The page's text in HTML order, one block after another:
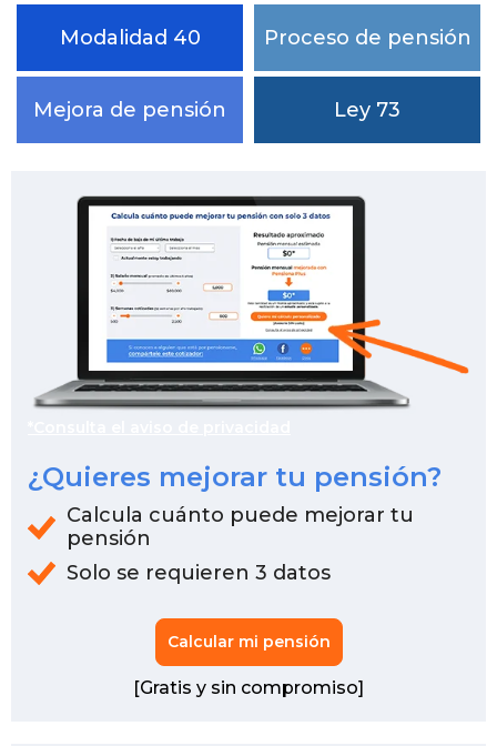
Modalidad 40 Proceso de pensión
Mejora de pensión Ley 73
¿Quieres mejorar tu pensión?
Calcula cuánto puede mejorar tu
pensión
Solo se requieren 3 datos
Calcular mi pensión
[Gratis y sin compromiso]